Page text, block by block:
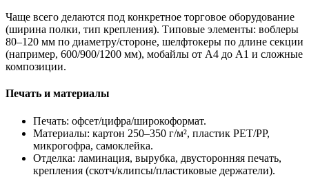
Чаще всего делаются под конкретное торговое оборудование
(ширина полки, тип крепления). Типовые элементы: воблеры
80–120 мм по диаметру/стороне, шелфтокеры по длине секции
(например, 600/900/1200 мм), мобайлы от A4 до A1 и сложные
композиции.
Печать и материалы
Печать: офсет/цифра/широкоформат.
Материалы: картон 250–350 г/м², пластик PET/PP,
микрогофра, самоклейка.
Отделка: ламинация, вырубка, двусторонняя печать,
крепления (скотч/клипсы/пластиковые держатели).